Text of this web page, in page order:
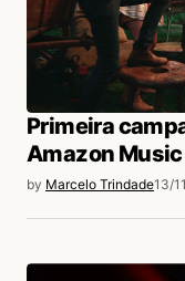
Primeira
Amazon Music
by Marcelo Trindade13/